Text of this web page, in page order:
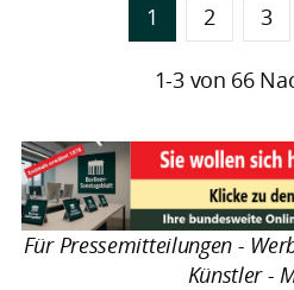
1 2 3
1-3 von 66
Für Pressemitteilungen -
Künstler -